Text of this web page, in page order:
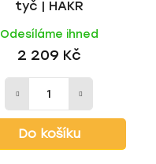
tyč | HAKR
Odesíláme ihned
2 209 Kč
Do košíku